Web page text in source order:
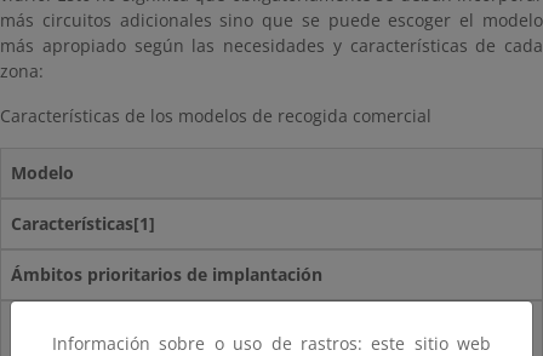
más circuitos adicionales sino que se puede escoger el modelo
más apropiado según las necesidades y características de cada
zona:
Características de los modelos de recogida comercial
Modelo
Características[1]
Ámbitos prioritarios de implantación
Información sobre o uso de rastros: este sitio web